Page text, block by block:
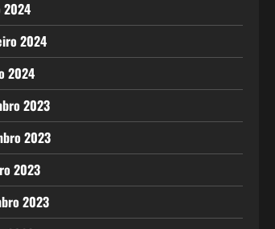
2024
2024
2024
2023
2023
2023
2023